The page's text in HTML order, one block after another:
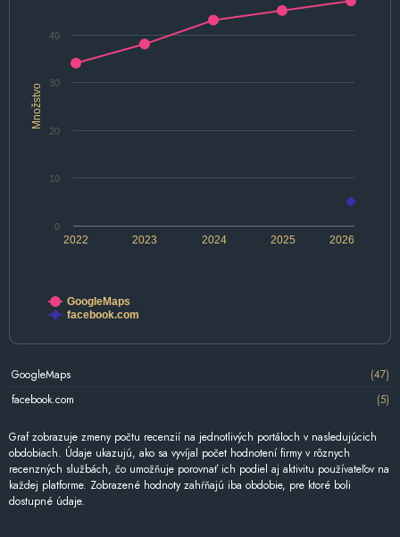
Množstvo
2022 2024 2026
2023 2025
0
10
20
30
40
GoogleMaps
facebook.com
GoogleMaps
(47)
facebook.com
(5)
Graf zobrazuje zmeny počtu recenzií na jednotlivých portáloch v nasledujúcich
obdobiach. Údaje ukazujú, ako sa vyvíjal počet hodnotení firmy v rôznych
recenzných službách, čo umožňuje porovnať ich podiel aj aktivitu používateľov na
každej platforme. Zobrazené hodnoty zahŕňajú iba obdobie, pre ktoré boli
dostupné údaje.